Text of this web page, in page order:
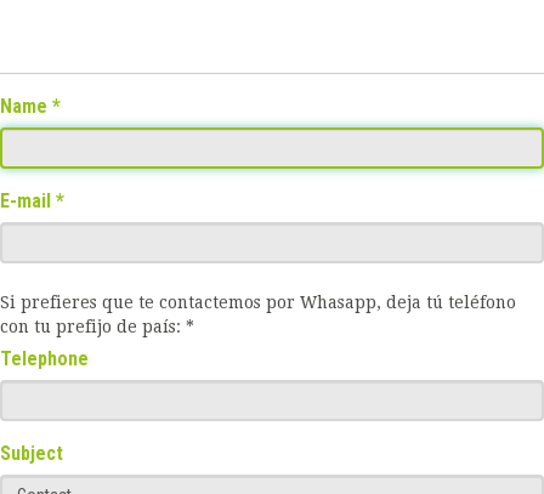
Name
E-mail
Si prefieres que te contactemos por Whasapp, deja tú teléfono
con tu prefijo de país: *
Telephone
Subject